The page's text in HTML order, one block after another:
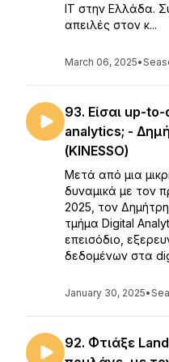
IT στην Ελλάδα.
απειλές στον κ...
March 06, 2025•
93. Είσαι up-
analytics; -
(KINESSO)
Μετά από μια
δυναμικά με τον
2025, τον
τμήμα Digital
επεισόδιο,
δεδομένων στα
January 30, 2025•
92. Φτιάξε